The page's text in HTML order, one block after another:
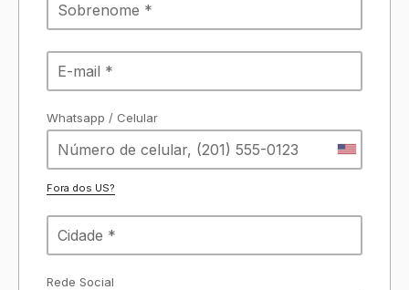
Whatsapp / Celular
Fora dos US?
Rede Social